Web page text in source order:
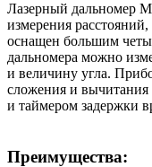
Лазерный дальномер
измерения
оснащен большим
дальномера можно
и величину угла.
сложения и
и таймером задержки
Преимущества: